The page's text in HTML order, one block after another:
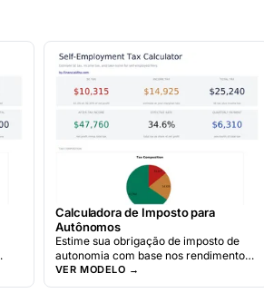
Calculadora de Imposto para
Autônomos
Estime sua obrigação de imposto de
autonomia com base nos rendimentos
líquidos. Calcule os impostos de
Previdência Social e Medicare para
VER MODELO →